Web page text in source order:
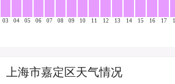
03 04 05 06 07 08 09 10 11 12 13 14 15 16 17
上海市嘉定区天气情况